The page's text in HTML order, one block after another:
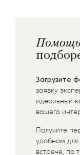
Загрузите
заявку
идеальный
вашего
Получите
удобном
встрече, по